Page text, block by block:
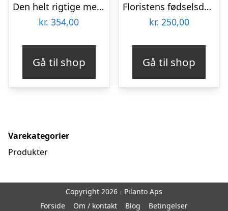
Den helt rigtige med Lakridseriet Skagen
kr. 354,00
Gå til shop
Floristens fødselsdags trylleri – Send blomster med Bloomit
kr. 250,00
Gå til shop
Varekategorier
Produkter
Copyright 2026 - Pilanto Aps
Forside
Om / kontakt Blog Betingelser